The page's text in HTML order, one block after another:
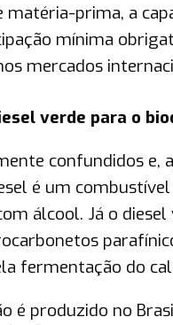
matéria-prima, a
mínima
mercados
verde para o
confundidos e,
é um
álcool. Já o
fermentação do
é produzido no